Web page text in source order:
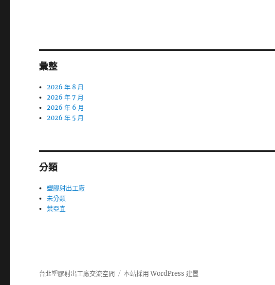
彙整
2026 年 8 月
2026 年 7 月
2026 年 6 月
2026 年 5 月
分類
塑膠射出工廠
未分類
葉亞宜
台北塑膠射出工廠交流空間 本站採用 WordPress 建置